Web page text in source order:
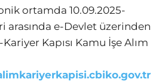
ortamda 10.09.2025-
arasında e-Devlet üzerinden
Kapısı Kamu İşe Alım